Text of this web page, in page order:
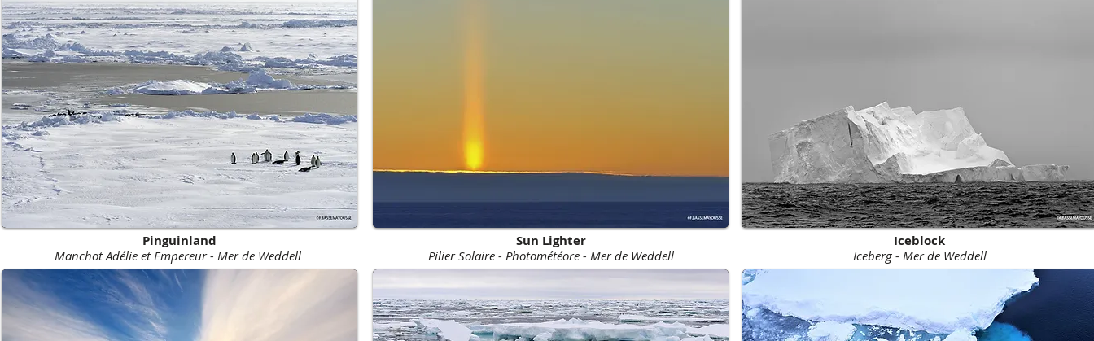
Pinguinland
Manchot Adélie et Empereur - Mer de Weddell
Sun Lighter
Pilier Solaire - Photométéore - Mer de Weddell
Iceblock
Iceberg - Mer de Weddell